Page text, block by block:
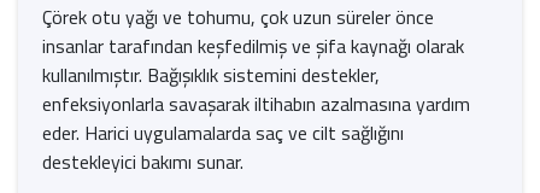
Çörek otu yağı ve tohumu, çok uzun süreler önce
insanlar tarafından keşfedilmiş ve şifa kaynağı olarak
kullanılmıştır. Bağışıklık sistemini destekler,
enfeksiyonlarla savaşarak iltihabın azalmasına yardım
eder. Harici uygulamalarda saç ve cilt sağlığını
destekleyici bakımı sunar.